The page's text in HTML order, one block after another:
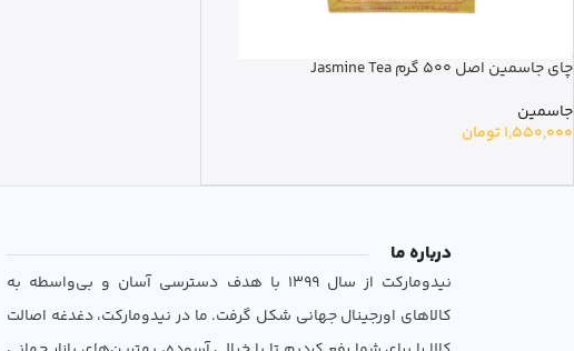
چای جاسمین اصل 500 گرم Jasmine Tea
جاسمین
1,550,000تومان
درباره ما
نیدومارکت از سال 1399 با هدف دسترسی آسان و بی‌واسطه به
کالاهای اورجینال جهانی شکل گرفت. ما در نیدومارکت، دغدغه اصالت